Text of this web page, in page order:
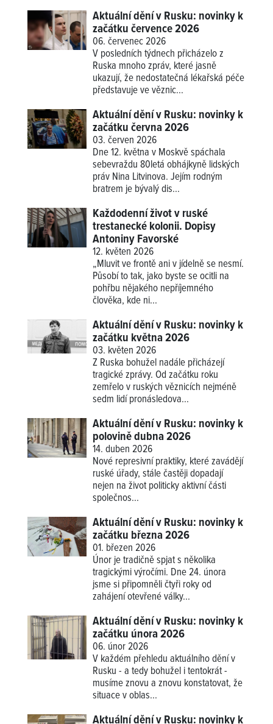
Aktuální dění v Rusku: novinky k
začátku července 2026
06. červenec 2026
V posledních týdnech přicházelo z
Ruska mnoho zpráv, které jasně
ukazují, že nedostatečná lékařská péče
představuje ve věznic...
Aktuální dění v Rusku: novinky k
začátku června 2026
03. červen 2026
Dne 12. května v Moskvě spáchala
sebevraždu 80letá obhájkyně lidských
práv Nina Litvinova. Jejím rodným
bratrem je bývalý dis...
Každodenní život v ruské
trestanecké kolonii. Dopisy
Antoniny Favorské
12. květen 2026
„Mluvit ve frontě ani v jídelně se nesmí.
Působí to tak, jako byste se ocitli na
pohřbu nějakého nepříjemného
člověka, kde ni...
Aktuální dění v Rusku: novinky k
začátku května 2026
03. květen 2026
Z Ruska bohužel nadále přicházejí
tragické zprávy. Od začátku roku
zemřelo v ruských věznicích nejméně
sedm lidí pronásledova...
Aktuální dění v Rusku: novinky k
polovině dubna 2026
14. duben 2026
Nové represivní praktiky, které zavádějí
ruské úřady, stále častěji dopadají
nejen na život politicky aktivní části
společnos...
Aktuální dění v Rusku: novinky k
začátku března 2026
01. březen 2026
Únor je tradičně spjat s několika
tragickými výročími. Dne 24. února
jsme si připomněli čtyři roky od
zahájení otevřené války...
Aktuální dění v Rusku: novinky k
začátku února 2026
06. únor 2026
V každém přehledu aktuálního dění v
Rusku - a tedy bohužel i tentokrát -
musíme znovu a znovu konstatovat, že
situace v oblas...
Aktuální dění v Rusku: novinky k